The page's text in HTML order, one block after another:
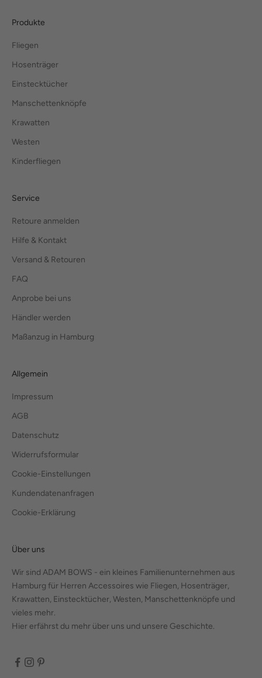
Produkte
Fliegen
Hosenträger
Einstecktücher
Manschettenknöpfe
Krawatten
Westen
Kinderfliegen
Service
Retoure anmelden
Hilfe & Kontakt
Versand & Retouren
FAQ
Anprobe bei uns
Händler werden
Maßanzug in Hamburg
Allgemein
Impressum
AGB
Datenschutz
Widerrufsformular
Cookie-Einstellungen
Kundendatenanfragen
Cookie-Erklärung
Über uns
Wir sind ADAM BOWS - ein kleines Familienunternehmen aus
Hamburg für Herren Accessoires wie Fliegen, Hosenträger,
Krawatten, Einstecktücher, Westen, Manschettenknöpfe und
vieles mehr.
Hier erfährst du mehr über uns und unsere Geschichte.